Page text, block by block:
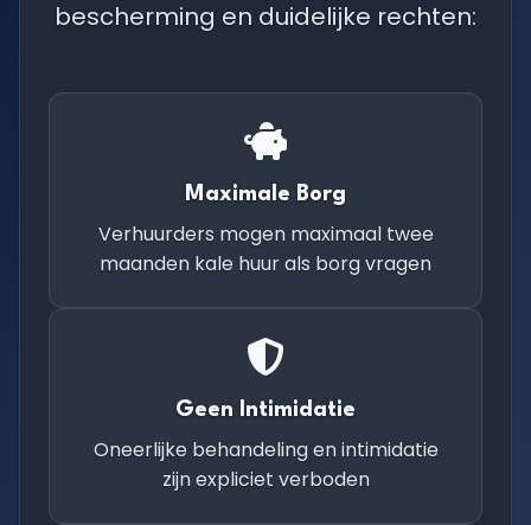
bescherming en duidelijke rechten:
Maximale Borg
Verhuurders mogen maximaal twee
maanden kale huur als borg vragen
Geen Intimidatie
Oneerlijke behandeling en intimidatie
zijn expliciet verboden